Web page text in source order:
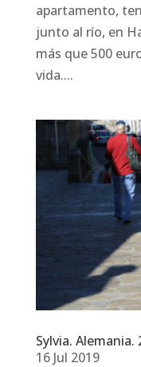
apartamento,
junto al río, en
más que 500
vida....
Sylvia. Alemania.
16 Jul 2019